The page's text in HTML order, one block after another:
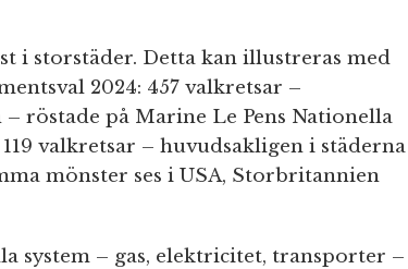
i storstäder. Detta kan illustreras med
2024: 457 valkretsar –
röstade på Marine Le Pens Nationella
valkretsar – huvudsakligen i städerna
mönster ses i USA, Storbritannien
system – gas, elektricitet, transporter –